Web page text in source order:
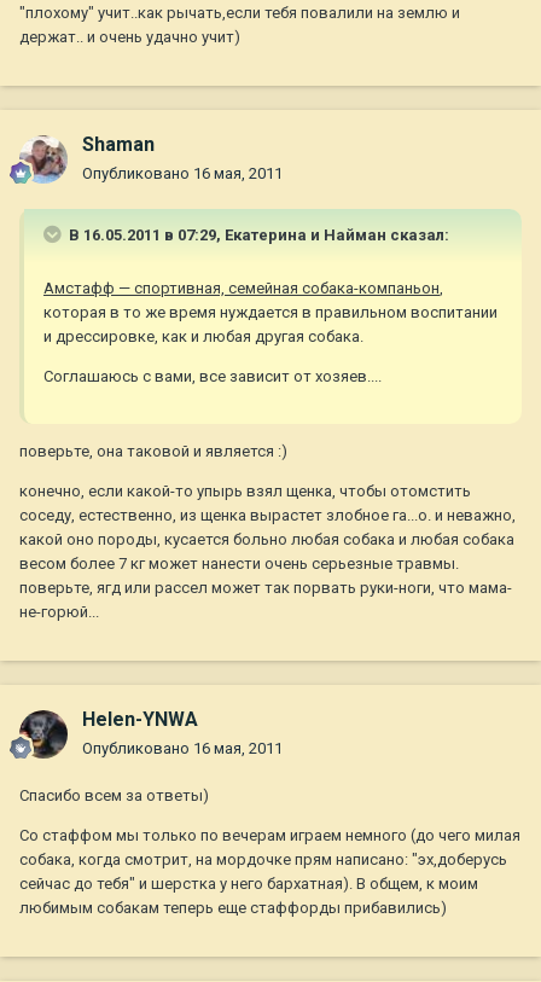
"плохому" учит..как рычать,если тебя повалили на землю и
держат.. и очень удачно учит)
Shaman
Опубликовано 16 мая, 2011
В 16.05.2011 в 07:29, Екатерина и Найман сказал:
Амстафф — спортивная, семейная собака-компаньон,
которая в то же время нуждается в правильном воспитании
и дрессировке, как и любая другая собака.
Соглашаюсь с вами, все зависит от хозяев....
поверьте, она таковой и является :)
конечно, если какой-то упырь взял щенка, чтобы отомстить
соседу, естественно, из щенка вырастет злобное га...о. и неважно,
какой оно породы, кусается больно любая собака и любая собака
весом более 7 кг может нанести очень серьезные травмы.
поверьте, ягд или рассел может так порвать руки-ноги, что мама-
не-горюй...
Helen-YNWA
Опубликовано 16 мая, 2011
Спасибо всем за ответы)
Со стаффом мы только по вечерам играем немного (до чего милая
собака, когда смотрит, на мордочке прям написано: "эх,доберусь
сейчас до тебя" и шерстка у него бархатная). В общем, к моим
любимым собакам теперь еще стаффорды прибавились)